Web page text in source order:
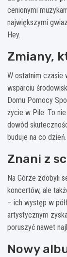
cenionymi
największymi
Hey.
Zmiany,
W ostatnim czasie
wsparciu
Domu Pomocy
życie w Pile. To
dowód
buduje na co dzień.
Znani z
Na Górze zdobyli
koncertów, ale
– ich występ w
artystycznym
poruszyć nawet
Nowy